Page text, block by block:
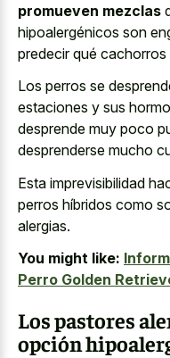
promueven mezclas
hipoalergénicos son
predecir qué
Los perros se
estaciones y sus
desprende muy poco
desprenderse mucho
Esta imprevisibilidad
perros híbridos como
alergias.
You might like:
Perro Golden
Los pastores
opción